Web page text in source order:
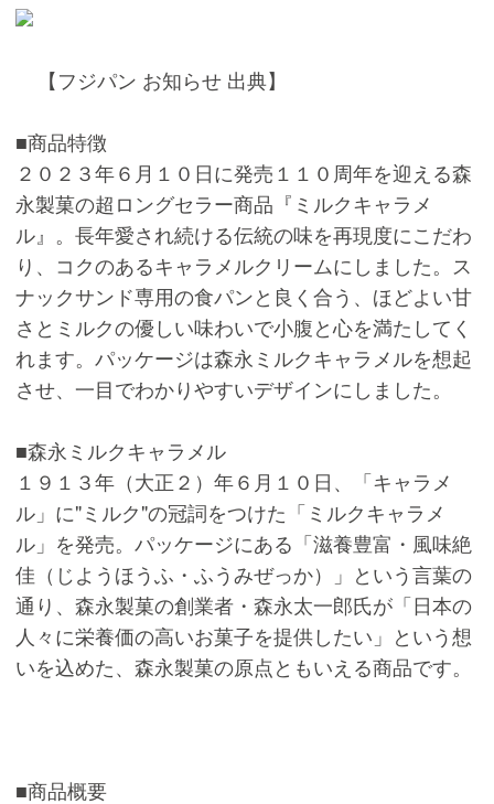
【フジパン お知らせ 出典】
■商品特徴
２０２３年６月１０日に発売１１０周年を迎える森
永製菓の超ロングセラー商品『ミルクキャラメ
ル』。長年愛され続ける伝統の味を再現度にこだわ
り、コクのあるキャラメルクリームにしました。ス
ナックサンド専用の食パンと良く合う、ほどよい甘
さとミルクの優しい味わいで小腹と心を満たしてく
れます。パッケージは森永ミルクキャラメルを想起
させ、一目でわかりやすいデザインにしました。
■森永ミルクキャラメル
１９１３年（大正２）年６月１０日、「キャラメ
ル」に"ミルク"の冠詞をつけた「ミルクキャラメ
ル」を発売。パッケージにある「滋養豊富・風味絶
佳（じようほうふ・ふうみぜっか）」という言葉の
通り、森永製菓の創業者・森永太一郎氏が「日本の
人々に栄養価の高いお菓子を提供したい」という想
いを込めた、森永製菓の原点ともいえる商品です。
■商品概要